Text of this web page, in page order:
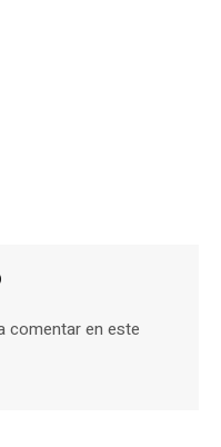
comentar en este